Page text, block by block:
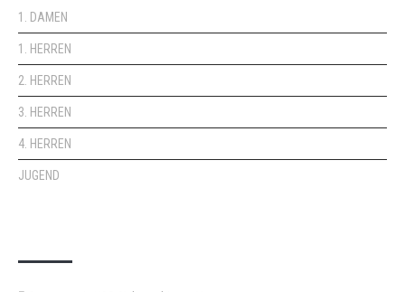
1. DAMEN
1. HERREN
2. HERREN
3. HERREN
4. HERREN
JUGEND